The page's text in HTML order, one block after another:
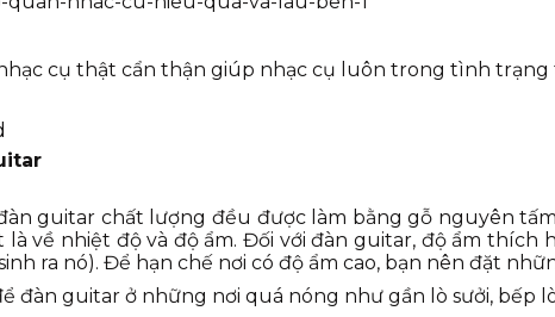
cụ thật cẩn thận giúp nhạc cụ luôn trong tình
guitar chất lượng đều được làm bằng gỗ nguyên
là về nhiệt độ và độ ẩm. Đối với đàn guitar, độ ẩm
ra nó). Để hạn chế nơi có độ ẩm cao, bạn nên đặt
đàn guitar ở những nơi quá nóng như gần lò sưởi, bếp